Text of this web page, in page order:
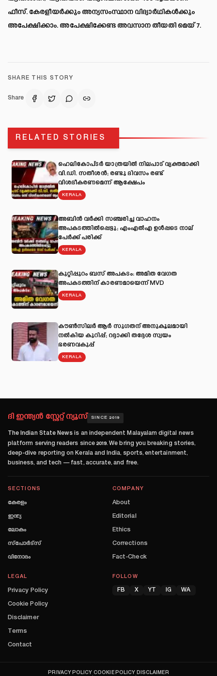
ഫീസ്. കേരളീയർക്കും അന്യസംസ്ഥാന വിദ്യാർഥികൾക്കും
അപേക്ഷിക്കാം. അപേക്ഷിക്കേണ്ട അവസാന തീയതി മെയ് 7.
SHARE THIS STORY
Share
RELATED STORIES
ഹെലികോപ്ടർ യാത്രയിൽ നിലപാട് വ്യക്തമാക്കി
വി.ഡി. സതീശൻ; രണ്ടു ദിവസം രണ്ട്
വിശദീകരണമെന്ന് ആക്ഷേപം
KERALA
അബിന്‍ വര്‍ക്കി സഞ്ചരിച്ച വാഹനം
അപകടത്തില്‍പ്പെട്ടു; എംഎല്‍എ ഉള്‍പ്പടെ നാല്
പേര്‍ക്ക് പരിക്ക്
KERALA
കുറ്റിപ്പുറം ബസ് അപകടം: അമിത വേഗത
അപകടത്തിന് കാരണമായെന്ന് MVD
KERALA
കൗൺസിലർ ആർ സുഗതന് അനുകൂലമായി
നല്‍കിയ കുറിപ്പ്; റദ്ദാക്കി തദ്ദേശ സ്വയം
ഭരണവകുപ്പ്
KERALA
ദി ഇന്ത്യൻ സ്റ്റേറ്റ് ന്യൂസ് SINCE 2019
The Indian State News is an independent Malayalam digital news
platform serving readers since 2019. We bring you breaking stories,
deep-dive reporting on Kerala and India, sports, entertainment,
business, and tech — fast, accurate, and free.
SECTIONS
കേരളം
ഇന്ത്യ
ലോകം
സ്പോർട്സ്
വിനോദം
COMPANY
About
Editorial
Ethics
Corrections
Fact-Check
LEGAL
Privacy Policy
Cookie Policy
Disclaimer
Terms
Contact
FOLLOW
FB X YT IG WA
PRIVACY POLICY COOKIE POLICY DISCLAIMER